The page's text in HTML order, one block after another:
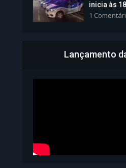
Bahia inicia
inicia às
1
Lançamento